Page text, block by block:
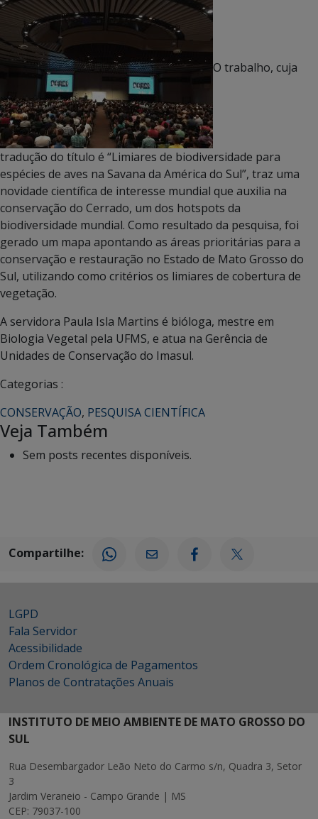
O trabalho, cuja
tradução do título é “Limiares de biodiversidade para
espécies de aves na Savana da América do Sul”, traz uma
novidade científica de interesse mundial que auxilia na
conservação do Cerrado, um dos hotspots da
biodiversidade mundial. Como resultado da pesquisa, foi
gerado um mapa apontando as áreas prioritárias para a
conservação e restauração no Estado de Mato Grosso do
Sul, utilizando como critérios os limiares de cobertura de
vegetação.
A servidora Paula Isla Martins é bióloga, mestre em
Biologia Vegetal pela UFMS, e atua na Gerência de
Unidades de Conservação do Imasul.
Categorias :
CONSERVAÇÃO, PESQUISA CIENTÍFICA
Veja Também
Sem posts recentes disponíveis.
Compartilhe:
LGPD
Fala Servidor
Acessibilidade
Ordem Cronológica de Pagamentos
Planos de Contratações Anuais
INSTITUTO DE MEIO AMBIENTE DE MATO GROSSO DO
SUL
Rua Desembargador Leão Neto do Carmo s/n, Quadra 3, Setor
3
Jardim Veraneio - Campo Grande | MS
CEP: 79037-100